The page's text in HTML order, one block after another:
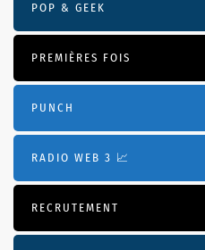
POP & GEEK
PREMIÈRES FOIS
PUNCH
RADIO WEB 3 📈
RECRUTEMENT